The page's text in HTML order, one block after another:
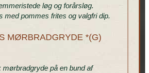
løg og forårsløg.
med pommes frites og valgfri dip.
MØRBRADGRYDE *(G)
mørbradgryde på en bund af